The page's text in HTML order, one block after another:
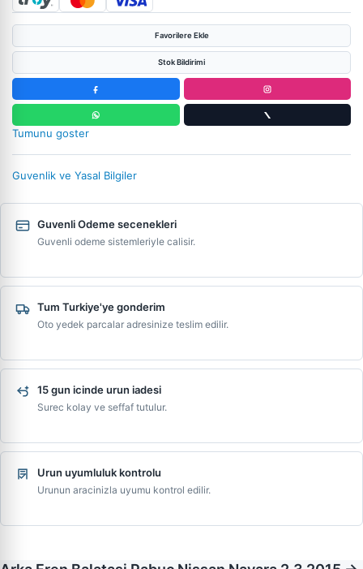
Favorilere Ekle
Stok Bildirimi
Tumunu goster
Guvenlik ve Yasal Bilgiler
Guvenli Odeme secenekleri
Guvenli odeme sistemleriyle calisir.
Tum Turkiye'ye gonderim
Oto yedek parcalar adresinize teslim edilir.
15 gun icinde urun iadesi
Surec kolay ve seffaf tutulur.
Urun uyumluluk kontrolu
Urunun aracinizla uyumu kontrol edilir.